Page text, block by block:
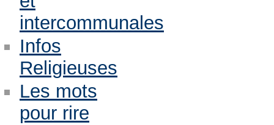
intercommunales
Infos
Religieuses
Les mots
pour rire